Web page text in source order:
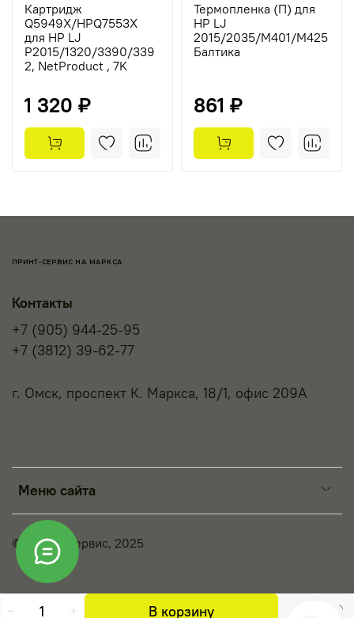
В корзину
Картридж
Q5949X/HPQ7553X
для HP LJ
P2015/1320/3390/339
2, NetProduct , 7K
1 320 ₽
Термопленка (П) для
HP LJ
2015/2035/M401/M425
Балтика
861 ₽
ПРИНТ-СЕРВИС НА МАРКСА
Меню сайта
Контакты
+7 (905) 944-25-95
+7 (3812) 39-62-77
г. Омск, проспект К. Маркса, 18/1, офис 209А
© Принт-Сервис, 2025